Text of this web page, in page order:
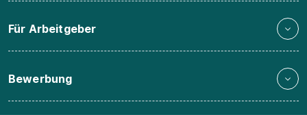
Für Arbeitgeber
Bewerbung